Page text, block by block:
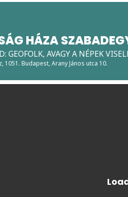
HÁZA
GEOFOLK, AVAGY A NÉPEK
, 1051. Budapest, Arany János utca 10.